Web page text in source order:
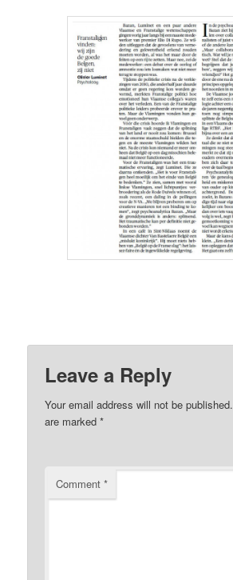
Leave a Reply
Your email address will not be published.
are marked*
Comment*